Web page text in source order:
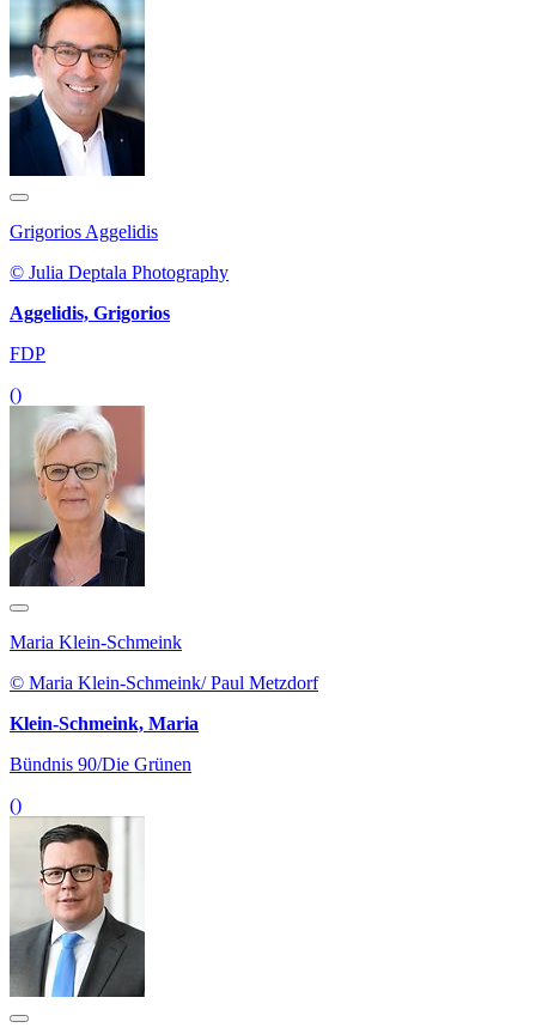
Grigorios Aggelidis
© Julia Deptala Photography
Aggelidis, Grigorios
FDP
()
Maria Klein-Schmeink
© Maria Klein-Schmeink/ Paul Metzdorf
Klein-Schmeink, Maria
Bündnis 90/Die Grünen
()